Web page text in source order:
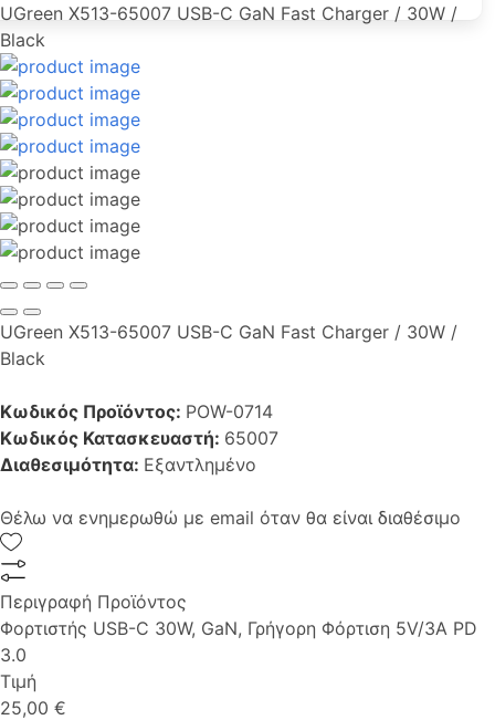
UGreen X513-65007 USB-C GaN Fast Charger / 30W /
Black
UGreen X513-65007 USB-C GaN Fast Charger / 30W /
Black
Κωδικός Προϊόντος: POW-0714
Κωδικός Κατασκευαστή: 65007
Διαθεσιμότητα: Εξαντλημένο
Θέλω να ενημερωθώ με email όταν θα είναι διαθέσιμο
Περιγραφή Προϊόντος
Φορτιστής USB-C 30W, GaN, Γρήγορη Φόρτιση 5V/3A PD
3.0
Τιμή
25,00 €